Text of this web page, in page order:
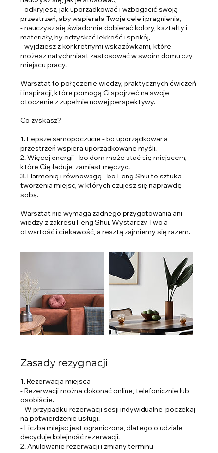
- odkryjesz, jak uporządkować i wzbogacić swoją
przestrzeń, aby wspierała Twoje cele i pragnienia,
- nauczysz się świadomie dobierać kolory, kształty i
materiały, by odzyskać lekkość i spokój,
- wyjdziesz z konkretnymi wskazówkami, które
możesz natychmiast zastosować w swoim domu czy
miejscu pracy.
Warsztat to połączenie wiedzy, praktycznych ćwiczeń
i inspiracji, które pomogą Ci spojrzeć na swoje
otoczenie z zupełnie nowej perspektywy.
Co zyskasz?
1. Lepsze samopoczucie - bo uporządkowana
przestrzeń wspiera uporządkowane myśli.
2. Więcej energii - bo dom może stać się miejscem,
które Cię ładuje, zamiast męczyć.
3. Harmonię i równowagę - bo Feng Shui to sztuka
tworzenia miejsc, w których czujesz się naprawdę
sobą.
Warsztat nie wymaga żadnego przygotowania ani
wiedzy z zakresu Feng Shui. Wystarczy Twoja
otwartość i ciekawość, a resztą zajmiemy się razem.
Zasady rezygnacji
1. Rezerwacja miejsca
- Rezerwacji można dokonać online, telefonicznie lub
osobiście.
- W przypadku rezerwacji sesji indywidualnej poczekaj
na potwierdzenie usługi.
- Liczba miejsc jest ograniczona, dlatego o udziale
decyduje kolejność rezerwacji.
2. Anulowanie rezerwacji i zmiany terminu